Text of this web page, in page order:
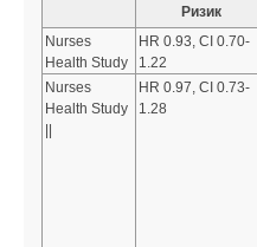
Ризик
Nurses
Health Study
HR 0.93, CI 0.70-
1.22
Nurses
Health Study
||
HR 0.97, CI 0.73-
1.28